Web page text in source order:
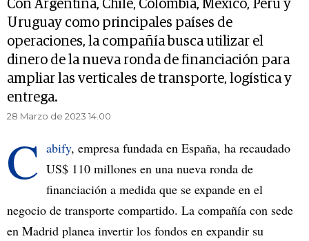
Con Argentina, Chile, Colombia, México, Perú y
Uruguay como principales países de
operaciones, la compañía busca utilizar el
dinero de la nueva ronda de financiación para
ampliar las verticales de transporte, logística y
entrega.
28 Marzo de 2023 14.00
C abify, empresa fundada en España, ha recaudado
US$ 110 millones en una nueva ronda de
financiación a medida que se expande en el
negocio de transporte compartido. La compañía con sede
en Madrid planea invertir los fondos en expandir su